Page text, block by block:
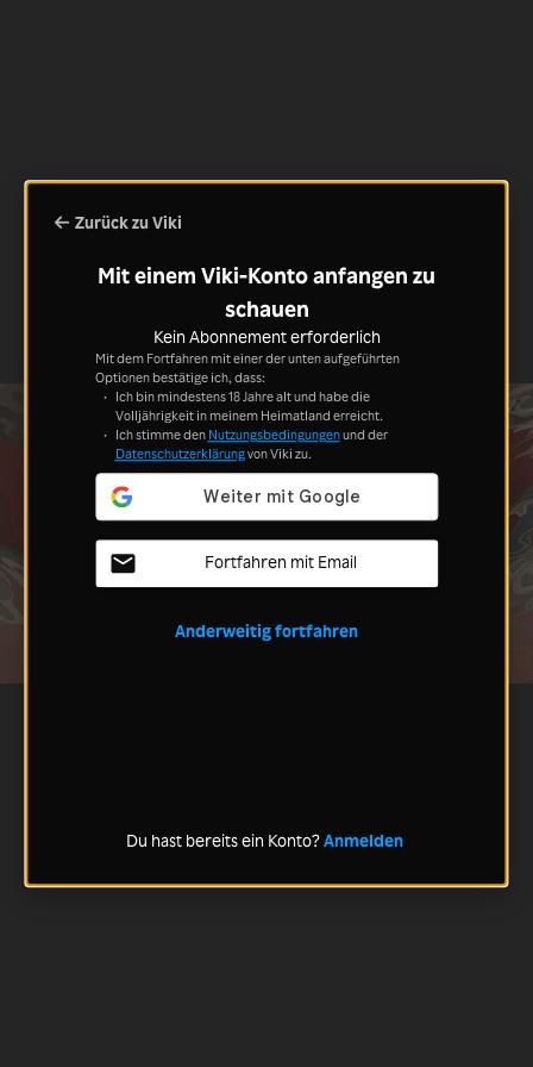
Zurück zu Viki
Mit einem Viki-Konto anfangen zu
schauen
Kein Abonnement erforderlich
Mit dem Fortfahren mit einer der unten aufgeführten
Optionen bestätige ich, dass:
Ich bin mindestens 18 Jahre alt und habe die
Volljährigkeit in meinem Heimatland erreicht.
Ich stimme den Nutzungsbedingungenund der
Datenschutzerklärungvon Viki zu.
Fortfahren mit Email
Anderweitig fortfahren
Du hast bereits ein Konto?Anmelden